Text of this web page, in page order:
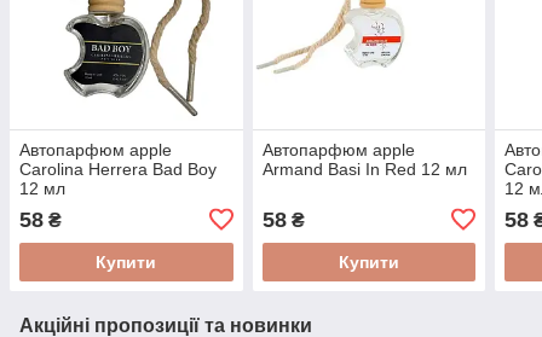
Автопарфюм apple
Carolina Herrera Bad Boy
12 мл
58 ₴
Купити
Автопарфюм apple
Armand Basi In Red 12 мл
58₴
Купити
12
58
Акційні пропозиції та новинки